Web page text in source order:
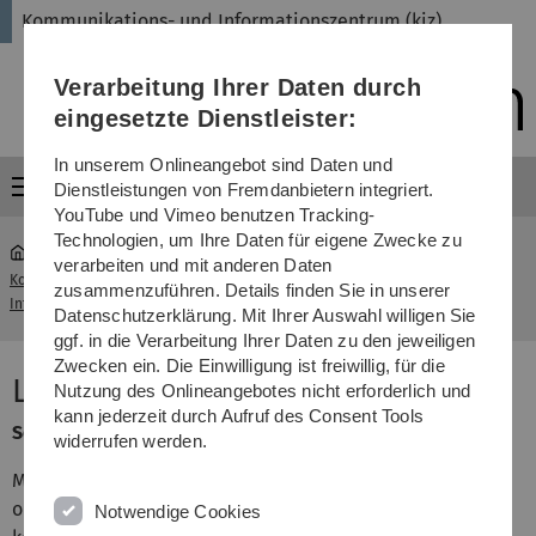
Direkt
Direkt
Direkt
(Sprache,
Drucken,
Media)
Direkt
Direkt
Kommunikations- und Informationszentrum (kiz)
Menü
Kommunikations- und
Informationszentrum (kiz)
...
Lehrevaluationssystem (EvaSys)
Service-Kategorie: Lehr- & Lernunterstützung
Mit EvaSys lassen sich Befragungen papierbasiert und
online durchführen. Das System ermöglicht eine
Verarbeitung Ihrer Daten durch
eingesetzte Dienstleister:
In unserem Onlineangebot sind Daten und
Dienstleistungen von Fremdanbietern integriert.
YouTube und Vimeo benutzen Tracking-
Technologien, um Ihre Daten für eigene Zwecke zu
verarbeiten und mit anderen Daten
zusammenzuführen. Details finden Sie in unserer
Datenschutzerklärung. Mit Ihrer Auswahl willigen Sie
ggf. in die Verarbeitung Ihrer Daten zu den jeweiligen
Zwecken ein. Die Einwilligung ist freiwillig, für die
Nutzung des Onlineangebotes nicht erforderlich und
kann jederzeit durch Aufruf des Consent Tools
widerrufen werden.
Notwendige Cookies